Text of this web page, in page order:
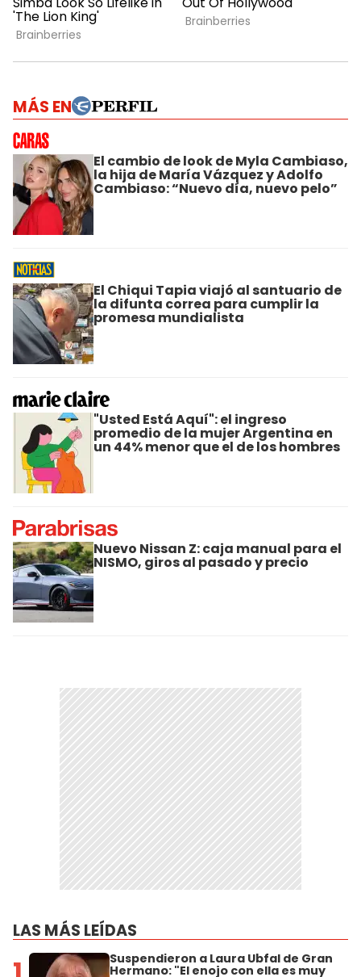
MÁS EN
El cambio de look de Myla Cambiaso,
la hija de María Vázquez y Adolfo
Cambiaso: “Nuevo día, nuevo pelo”
El Chiqui Tapia viajó al santuario de
la difunta correa para cumplir la
promesa mundialista
"Usted Está Aquí": el ingreso
promedio de la mujer Argentina en
un 44% menor que el de los hombres
Nuevo Nissan Z: caja manual para el
NISMO, giros al pasado y precio
LAS MÁS LEÍDAS
Suspendieron a Laura Ubfal de Gran
Hermano: "El enojo con ella es muy